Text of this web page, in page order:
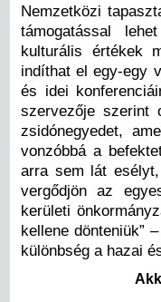
Nemzetközi
támogatással
kulturális értékek
indíthat el egy-egy
és idei
szervezője szerint
zsidónegyedet,
vonzóbbá a
arra sem lát
vergődjön az
kerületi
kellene dönteniük”
különbség a hazai